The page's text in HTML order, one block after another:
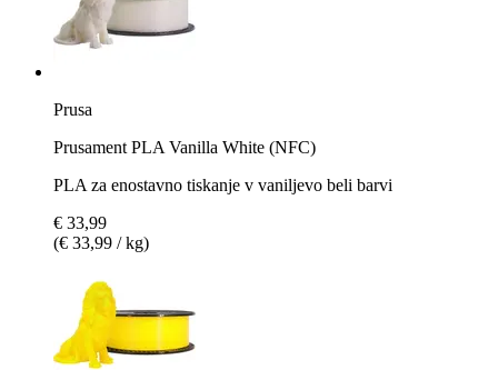
Prusa
Prusament PLA Vanilla White (NFC)
PLA za enostavno tiskanje v vaniljevo beli barvi
€ 33,99
(€ 33,99 / kg)